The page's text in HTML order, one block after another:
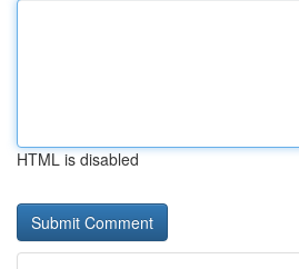
HTML is disabled